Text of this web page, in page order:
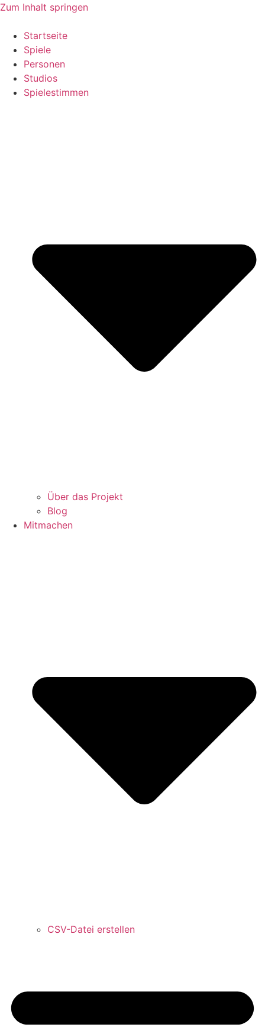
Zum Inhalt springen
Startseite
Spiele
Personen
Studios
Spielestimmen
Über das Projekt
Blog
Mitmachen
CSV-Datei erstellen